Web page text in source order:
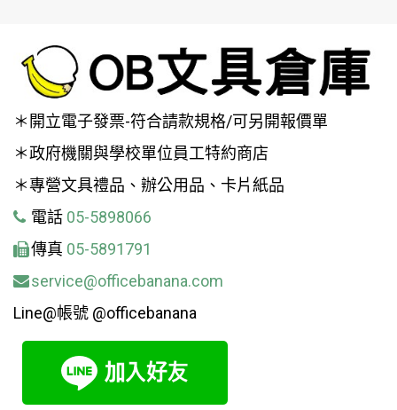
＊開立電子發票-符合請款規格/可另開報價單
＊政府機關與學校單位員工特約商店
＊專營文具禮品、辦公用品、卡片紙品
電話 05-5898066
傳真 05-5891791
service@officebanana.com
Line@帳號 @officebanana